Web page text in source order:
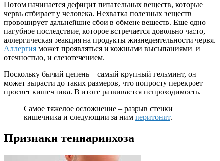
Потом начинается дефицит питательных веществ, которые
червь отбирает у человека. Нехватка полезных веществ
провоцирует дальнейшие сбои в обмене веществ. Еще одно
пагубное последствие, которое встречается довольно часто, –
аллергическая реакция на продукты жизнедеятельности червя.
Аллергия может проявляться и кожными высыпаниями, и
отечностью, и слезотечением.
Поскольку бычий цепень – самый крупный гельминт, он
может вырасти до таких размеров, что попросту перекроет
просвет кишечника. В итоге развивается непроходимость.
Самое тяжелое осложнение – разрыв стенки
кишечника и следующий за ним перитонит.
Признаки тениаринхоза